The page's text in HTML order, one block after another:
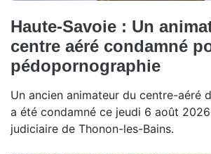
Haute-Savoie : Un
centre aéré condamné
pédopornographie
Un ancien animateur du centre-aéré
a été condamné ce jeudi 6 août
judiciaire de Thonon-les-Bains.